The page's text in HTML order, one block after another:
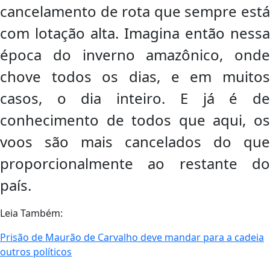
cancelamento de rota que sempre está
com lotação alta. Imagina então nessa
época do inverno amazônico, onde
chove todos os dias, e em muitos
casos, o dia inteiro. E já é de
conhecimento de todos que aqui, os
voos são mais cancelados do que
proporcionalmente ao restante do
país.
Leia Também:
Prisão de Maurão de Carvalho deve mandar para a cadeia
outros políticos